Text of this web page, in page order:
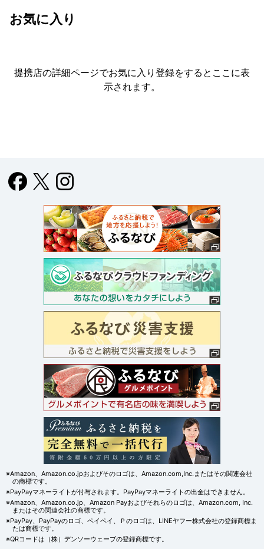
お気に入り
提携店の詳細ページでお気に入り登録をすると ここに表
示されます。
※Amazon、Amazon.co.jpおよびそのロゴは、Amazon.com,Inc.またはその関連会社
の商標です。
※PayPayマネーライトが付与されます。PayPayマネーライトの出金はできません。
※Amazon、Amazon.co.jp、Amazon Payおよびそれらのロゴは、Amazon.com, Inc.
またはその関連会社の商標です。
※PayPay、PayPayのロゴ、ペイペイ、Ｐのロゴは、LINEヤフー株式会社の登録商標ま
たは商標です。
※QRコードは（株）デンソーウェーブの登録商標です。